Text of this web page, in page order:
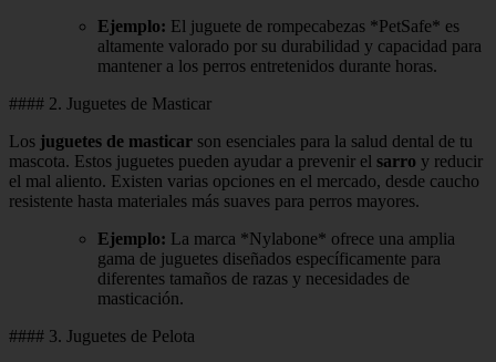
Ejemplo: El juguete de rompecabezas *PetSafe* es
altamente valorado por su durabilidad y capacidad para
mantener a los perros entretenidos durante horas.
#### 2. Juguetes de Masticar
Los juguetes de masticar son esenciales para la salud dental de tu
mascota. Estos juguetes pueden ayudar a prevenir el sarro y reducir
el mal aliento. Existen varias opciones en el mercado, desde caucho
resistente hasta materiales más suaves para perros mayores.
Ejemplo: La marca *Nylabone* ofrece una amplia
gama de juguetes diseñados específicamente para
diferentes tamaños de razas y necesidades de
masticación.
#### 3. Juguetes de Pelota